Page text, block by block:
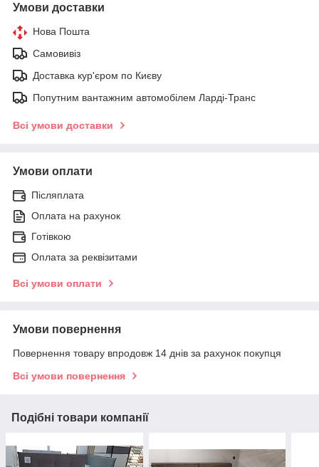
Умови доставки
Нова Пошта
Самовивіз
Доставка кур'єром по Києву
Попутним вантажним автомобілем Ларді-Транс
Всі умови доставки
Умови оплати
Післяплата
Оплата на рахунок
Готівкою
Оплата за реквізитами
Всі умови оплати
Умови повернення
Повернення товару впродовж 14 днів за рахунок покупця
Всі умови повернення
Подібні товари компанії